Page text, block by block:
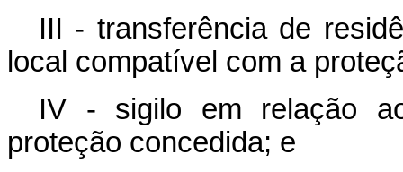
III - transferência de
local compatível com a
IV - sigilo em relação
proteção concedida; e